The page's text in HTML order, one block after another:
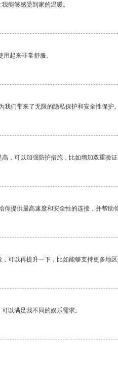
能够感受到家的温暖。
起来非常舒服。
我们带来了无限的隐私保护和安全性保护
，可以加强防护措施，比如增加双重验
你提供最高速度和安全性的连接，并帮助
可以再提升一下，比如能够支持更多地
以满足我不同的娱乐需求。